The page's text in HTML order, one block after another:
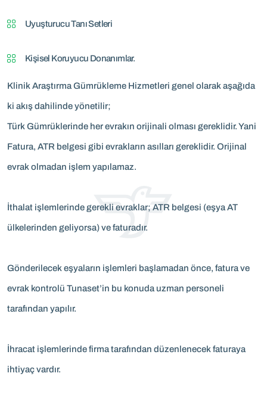
Uyuşturucu Tanı Setleri
Kişisel Koruyucu Donanımlar.
Klinik Araştırma Gümrükleme Hizmetleri genel olarak aşağıda
ki akış dahilinde yönetilir;
Türk Gümrüklerinde her evrakın orijinali olması gereklidir. Yani
Fatura, ATR belgesi gibi evrakların asılları gereklidir. Orijinal
evrak olmadan işlem yapılamaz.
İthalat işlemlerinde gerekli evraklar; ATR belgesi (eşya AT
ülkelerinden geliyorsa) ve faturadır.
Gönderilecek eşyaların işlemleri başlamadan önce, fatura ve
evrak kontrolü Tunaset’in bu konuda uzman personeli
tarafından yapılır.
İhracat işlemlerinde firma tarafından düzenlenecek faturaya
ihtiyaç vardır.